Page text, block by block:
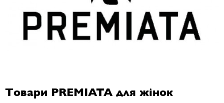
Товари PREMIATA для жінок